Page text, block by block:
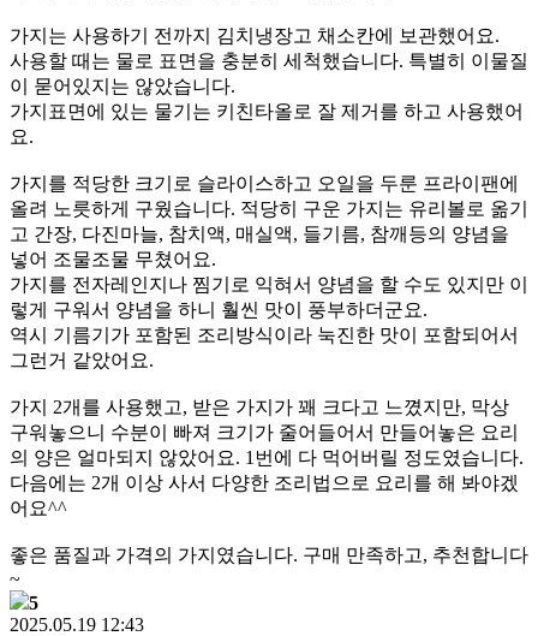
가지는 사용하기 전까지 김치냉장고 채소칸에 보관했어요.
사용할 때는 물로 표면을 충분히 세척했습니다. 특별히 이물질
이 묻어있지는 않았습니다.
가지표면에 있는 물기는 키친타올로 잘 제거를 하고 사용했어
요.
가지를 적당한 크기로 슬라이스하고 오일을 두룬 프라이팬에
올려 노릇하게 구웠습니다. 적당히 구운 가지는 유리볼로 옮기
고 간장, 다진마늘, 참치액, 매실액, 들기름, 참깨등의 양념을
넣어 조물조물 무쳤어요.
가지를 전자레인지나 찜기로 익혀서 양념을 할 수도 있지만 이
렇게 구워서 양념을 하니 훨씬 맛이 풍부하더군요.
역시 기름기가 포함된 조리방식이라 눅진한 맛이 포함되어서
그런거 같았어요.
가지 2개를 사용했고, 받은 가지가 꽤 크다고 느꼈지만, 막상
구워놓으니 수분이 빠져 크기가 줄어들어서 만들어놓은 요리
의 양은 얼마되지 않았어요. 1번에 다 먹어버릴 정도였습니다.
다음에는 2개 이상 사서 다양한 조리법으로 요리를 해 봐야겠
어요^^
좋은 품질과 가격의 가지였습니다. 구매 만족하고, 추천합니다
~
5
2025.05.19 12:43